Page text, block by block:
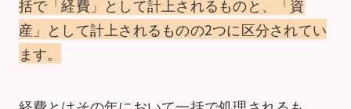
括で「経費」として計上されるものと、「資
産」として計上されるものの2つに区分されてい
ます。